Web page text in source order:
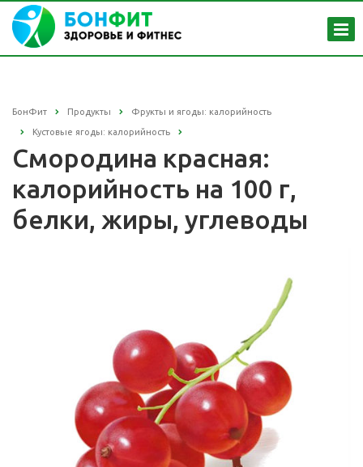
БонФит Продукты Фрукты и ягоды: калорийность
Кустовые ягоды: калорийность
Смородина красная:
калорийность на 100 г,
белки, жиры, углеводы